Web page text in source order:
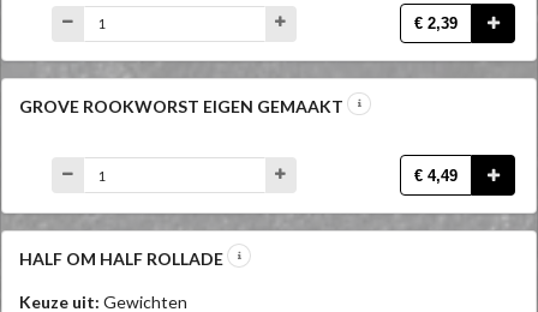
€ 2,39
GROVE ROOKWORST EIGEN GEMAAKT
€ 4,49
HALF OM HALF ROLLADE
Keuze uit: Gewichten